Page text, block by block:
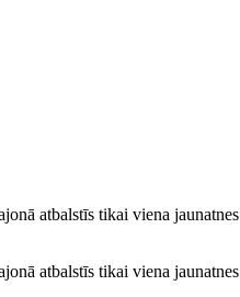
atbalstīs tikai viena
atbalstīs tikai viena